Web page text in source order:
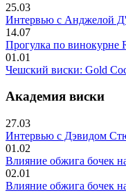
25.03
Интервью с Анджелой
14.07
Прогулка по винокурне
01.01
Чешский виски: Gold
Академия виски
27.03
Интервью с Дэвидом
01.02
Влияние обжига бочек
02.01
Влияние обжига бочек